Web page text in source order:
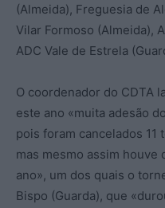
(Almeida), Freguesia de
Vilar Formoso (Almeida),
ADC Vale de Estrela
O coordenador do CDTA
este ano «muita adesão
pois foram cancelados
mas mesmo assim
ano», um dos quais o
Bispo (Guarda), que